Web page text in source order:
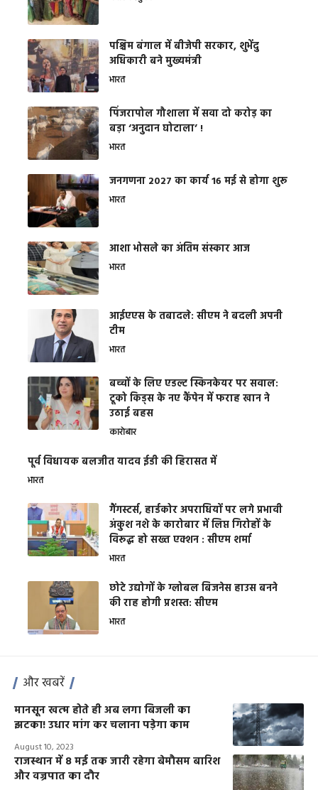
पश्चिम बंगाल में बीजेपी सरकार, शुभेंदु
अधिकारी बने मुख्यमंत्री
भारत
​पिंजरापोल गौशाला में सवा दो करोड़ का
बड़ा ‘अनुदान घोटाला’ !
भारत
जनगणना 2027 का कार्य 16 मई से होगा शुरू
भारत
आशा भोसले का अंतिम संस्कार आज
भारत
आईएएस के तबादले: सीएम ने बदली अपनी
टीम
भारत
बच्चों के लिए एडल्ट स्किनकेयर पर सवाल:
टूको किड्स के नए कैंपेन में फराह खान ने
उठाई बहस
कारोबार
पूर्व विधायक बलजीत यादव ईडी की हिरासत में
भारत
गैंगस्टर्स, हार्डकोर अपराधियों पर लगे प्रभावी
अंकुश नशे के कारोबार में लिप्त गिरोहों के
विरूद्ध हो सख्त एक्शन : सीएम शर्मा
भारत
छोटे उद्योगों के ग्लोबल बिजनेस हाउस बनने
की राह होगी प्रशस्त: सीएम
भारत
और खबरें
मानसून खत्म होते ही अब लगा बिजली का
झटका! उधार मांग कर चलाना पड़ेगा काम
August 10, 2023
राजस्थान में 8 मई तक जारी रहेगा बेमौसम बारिश
और वज्रपात का दौर